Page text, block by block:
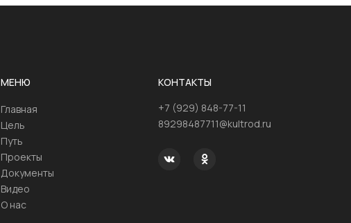
МЕНЮ
Главная
Цель
Путь
Проекты
Документы
Видео
О нас
КОНТАКТЫ
+7 (929) 848-77-11
89298487711@kultrod.ru